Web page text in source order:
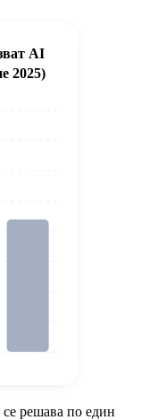
AI
2025)
Защо хората
решава по един